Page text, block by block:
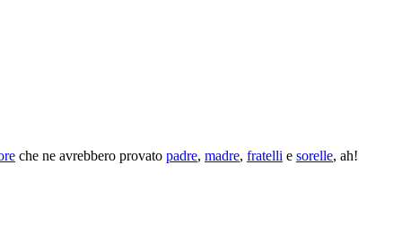
che ne avrebbero provato padre, madre, fratelli e sorelle, ah!